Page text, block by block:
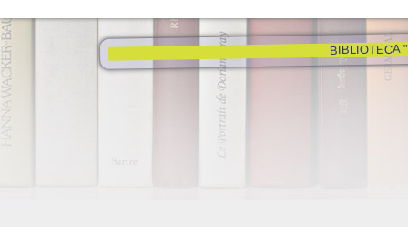
BIBLIOTECA